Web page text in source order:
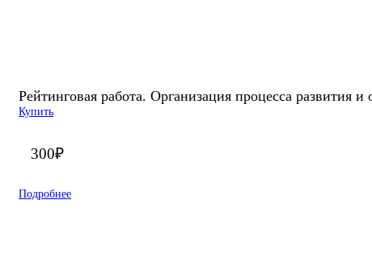
Рейтинговая работа. Организация процесса развития
Купить
300₽
Подробнее